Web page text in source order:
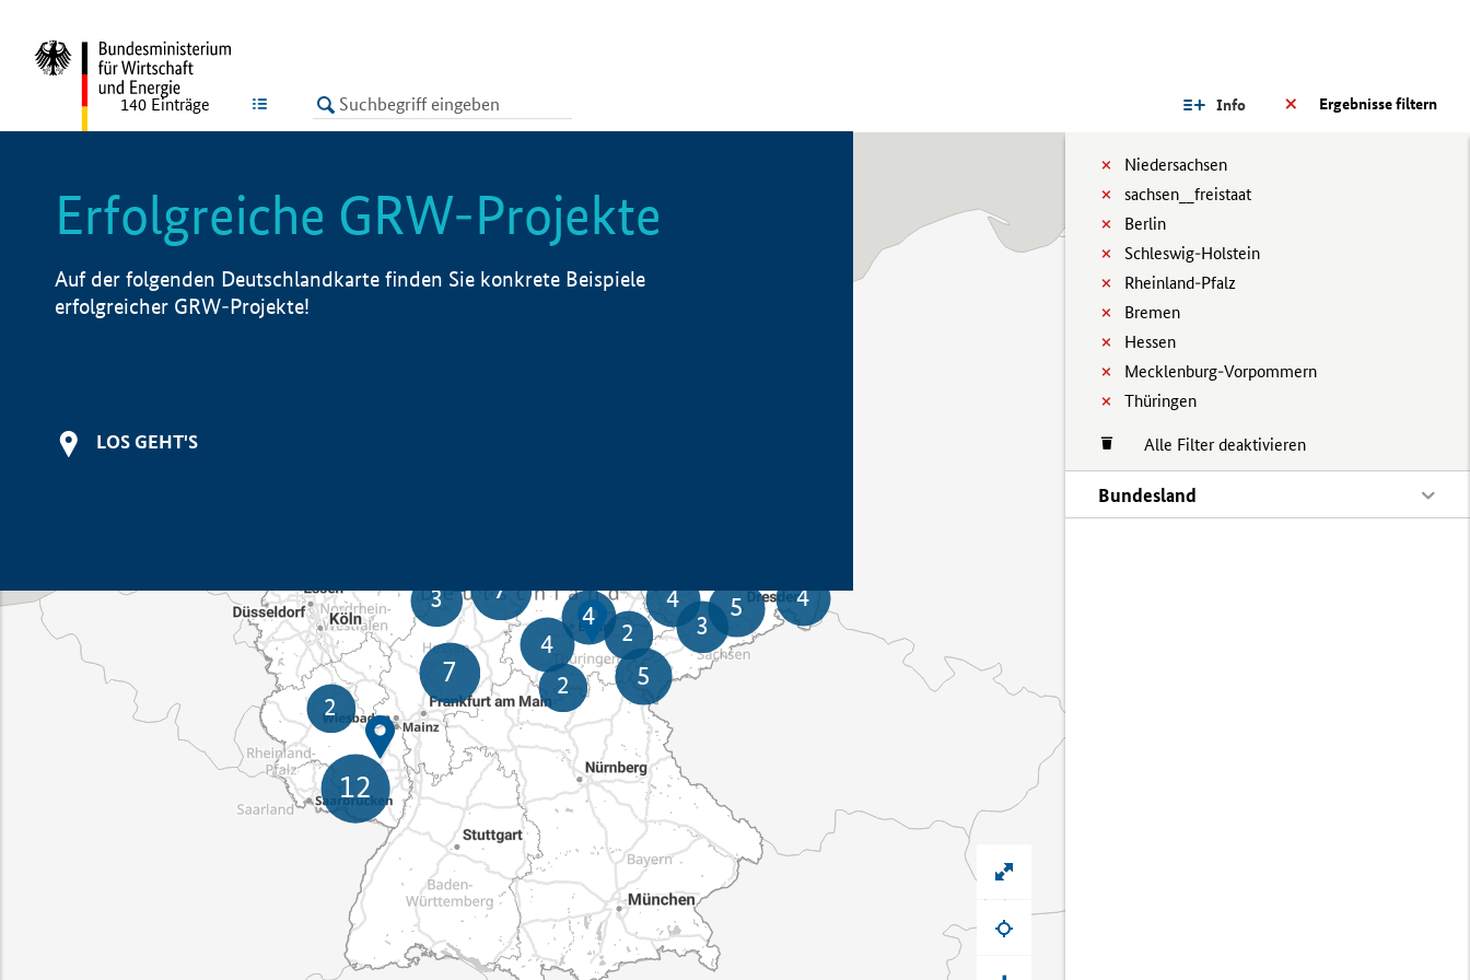
LISTE Ergebnisse filtern
Info
Niedersachsen
sachsen__freistaat
Berlin
Schleswig-Holstein
Rheinland-Pfalz
Bremen
Hessen
Mecklenburg-Vorpommern
Thüringen
Alle Filter deaktivieren
Bundesland
140 Einträge
Erfolgreiche GRW-Projekte
Auf der folgenden Deutschlandkarte finden Sie konkrete Beispiele
erfolgreicher GRW-Projekte!
LOS GEHT'S